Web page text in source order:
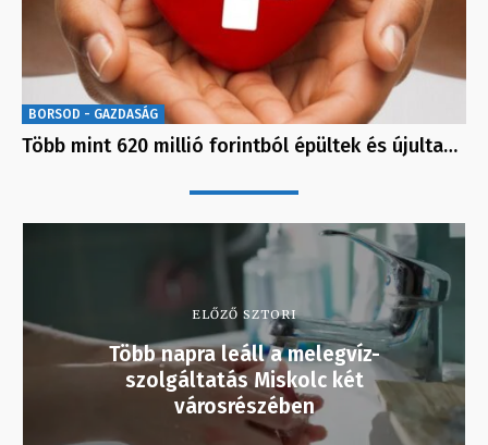
BORSOD - GAZDASÁG
Több mint 620 millió forintból épültek és újulta…
ELŐZŐ SZTORI
Több napra leáll a melegvíz-
szolgáltatás Miskolc két
városrészében